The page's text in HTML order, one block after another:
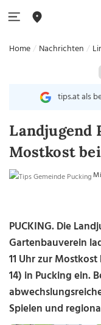
Home Nachrichten
tips.at als
Landjugend
Mostkost
PUCKING. Die
Gartenbauverein
11 Uhr zur
14) in Pucking ein.
Spielen und